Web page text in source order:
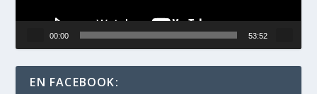
00:00 53:52
EN FACEBOOK: